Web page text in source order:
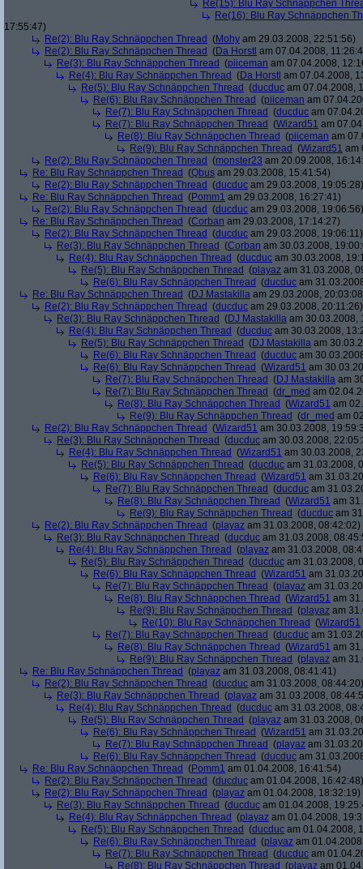
Re(15): Blu Ray Schnäppchen
Re(16): Blu Ray Schnäppchen
17:55:47)
Re(2): Blu Ray Schnäppchen Thread (Mohy am 29.03.2008, 22:51:56)
Re(2): Blu Ray Schnäppchen Thread (Da Horstl am 07.04.2008,
Re(3): Blu Ray Schnäppchen Thread (piiceman am 07.04.2008,
Re(4): Blu Ray Schnäppchen Thread (Da Horstl am 07.04.2008,
Re(5): Blu Ray Schnäppchen Thread (ducduc am 07.04.2008,
Re(6): Blu Ray Schnäppchen Thread (piiceman am
Re(7): Blu Ray Schnäppchen Thread (ducduc am
Re(7): Blu Ray Schnäppchen Thread (Wizard51 am
Re(8): Blu Ray Schnäppchen Thread (piiceman am
Re(9): Blu Ray Schnäppchen Thread (Wizard51 am
Re(2): Blu Ray Schnäppchen Thread (monster23 am 20.09.2008,
Re: Blu Ray Schnäppchen Thread (Qbus am 29.03.2008, 15:41:54)
Re(2): Blu Ray Schnäppchen Thread (ducduc am 29.03.2008, 19:05:28)
Re: Blu Ray Schnäppchen Thread (Pomm1 am 29.03.2008, 16:27:41)
Re(2): Blu Ray Schnäppchen Thread (ducduc am 29.03.2008, 19:06:56)
Re: Blu Ray Schnäppchen Thread (Corban am 29.03.2008, 17:14:27)
Re(2): Blu Ray Schnäppchen Thread (ducduc am 29.03.2008, 19:06:11)
Re(3): Blu Ray Schnäppchen Thread (Corban am 30.03.2008,
Re(4): Blu Ray Schnäppchen Thread (ducduc am 30.03.2008,
Re(5): Blu Ray Schnäppchen Thread (playaz am 31.03.2008,
Re(6): Blu Ray Schnäppchen Thread (ducduc am
Re: Blu Ray Schnäppchen Thread (DJ Mastakilla am 29.03.2008,
Re(2): Blu Ray Schnäppchen Thread (ducduc am 29.03.2008, 20:11:26)
Re(3): Blu Ray Schnäppchen Thread (DJ Mastakilla am 30.03.2008,
Re(4): Blu Ray Schnäppchen Thread (ducduc am 30.03.2008,
Re(5): Blu Ray Schnäppchen Thread (DJ Mastakilla am
Re(6): Blu Ray Schnäppchen Thread (ducduc am
Re(6): Blu Ray Schnäppchen Thread (Wizard51 am
Re(7): Blu Ray Schnäppchen Thread (DJ Mastakilla am
Re(7): Blu Ray Schnäppchen Thread (dr_med am
Re(8): Blu Ray Schnäppchen Thread (Wizard51 am
Re(9): Blu Ray Schnäppchen Thread (dr_med am
Re(2): Blu Ray Schnäppchen Thread (Wizard51 am 30.03.2008,
Re(3): Blu Ray Schnäppchen Thread (ducduc am 30.03.2008,
Re(4): Blu Ray Schnäppchen Thread (Wizard51 am 30.03.2008,
Re(5): Blu Ray Schnäppchen Thread (ducduc am 31.03.2008,
Re(6): Blu Ray Schnäppchen Thread (Wizard51 am
Re(7): Blu Ray Schnäppchen Thread (ducduc am
Re(8): Blu Ray Schnäppchen Thread (Wizard51 am
Re(9): Blu Ray Schnäppchen Thread (ducduc am
Re(2): Blu Ray Schnäppchen Thread (playaz am 31.03.2008, 08:42:02)
Re(3): Blu Ray Schnäppchen Thread (ducduc am 31.03.2008,
Re(4): Blu Ray Schnäppchen Thread (playaz am 31.03.2008,
Re(5): Blu Ray Schnäppchen Thread (ducduc am 31.03.2008,
Re(6): Blu Ray Schnäppchen Thread (Wizard51 am
Re(7): Blu Ray Schnäppchen Thread (playaz am
Re(8): Blu Ray Schnäppchen Thread (Wizard51 am
Re(9): Blu Ray Schnäppchen Thread (playaz am
Re(10): Blu Ray Schnäppchen Thread (Wizard51
Re(7): Blu Ray Schnäppchen Thread (ducduc am
Re(8): Blu Ray Schnäppchen Thread (Wizard51 am
Re(9): Blu Ray Schnäppchen Thread (playaz am
Re: Blu Ray Schnäppchen Thread (playaz am 31.03.2008, 08:41:41)
Re(2): Blu Ray Schnäppchen Thread (ducduc am 31.03.2008, 08:44:20)
Re(3): Blu Ray Schnäppchen Thread (playaz am 31.03.2008,
Re(4): Blu Ray Schnäppchen Thread (ducduc am 31.03.2008,
Re(5): Blu Ray Schnäppchen Thread (playaz am 31.03.2008,
Re(6): Blu Ray Schnäppchen Thread (Wizard51 am
Re(7): Blu Ray Schnäppchen Thread (playaz am
Re(6): Blu Ray Schnäppchen Thread (ducduc am
Re: Blu Ray Schnäppchen Thread (Pomm1 am 01.04.2008, 16:41:54)
Re(2): Blu Ray Schnäppchen Thread (ducduc am 01.04.2008, 16:42:48)
Re(2): Blu Ray Schnäppchen Thread (playaz am 01.04.2008, 18:32:19)
Re(3): Blu Ray Schnäppchen Thread (ducduc am 01.04.2008,
Re(4): Blu Ray Schnäppchen Thread (playaz am 01.04.2008,
Re(5): Blu Ray Schnäppchen Thread (ducduc am 01.04.2008,
Re(6): Blu Ray Schnäppchen Thread (playaz am
Re(7): Blu Ray Schnäppchen Thread (ducduc am
Re(8): Blu Ray Schnäppchen Thread (playaz am